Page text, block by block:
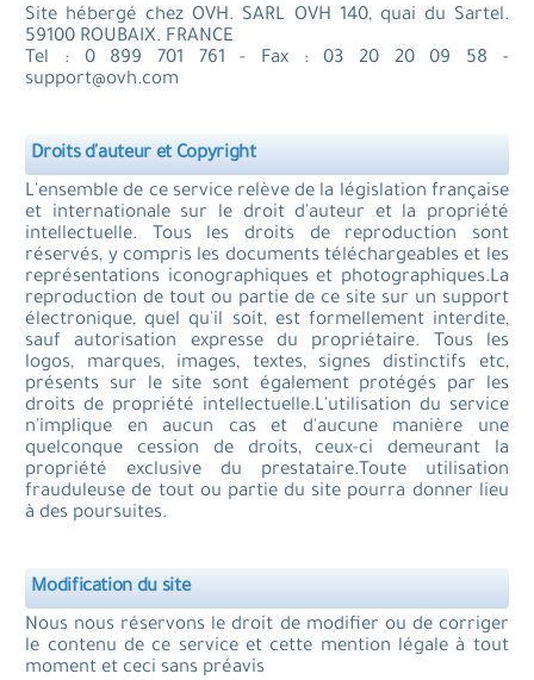
Site hébergé chez OVH. SARL OVH 140, quai du Sartel.
59100 ROUBAIX. FRANCE
Tel : 0 899 701 761 - Fax : 03 20 20 09 58 -
support@ovh.com
Droits d'auteur et Copyright
L'ensemble de ce service relève de la législation française
et internationale sur le droit d'auteur et la propriété
intellectuelle. Tous les droits de reproduction sont
réservés, y compris les documents téléchargeables et les
représentations iconographiques et photographiques.La
reproduction de tout ou partie de ce site sur un support
électronique, quel qu'il soit, est formellement interdite,
sauf autorisation expresse du propriétaire. Tous les
logos, marques, images, textes, signes distinctifs etc,
présents sur le site sont également protégés par les
droits de propriété intellectuelle.L'utilisation du service
n'implique en aucun cas et d'aucune manière une
quelconque cession de droits, ceux-ci demeurant la
propriété exclusive du prestataire.Toute utilisation
frauduleuse de tout ou partie du site pourra donner lieu
à des poursuites.
Modification du site
Nous nous réservons le droit de modifier ou de corriger
le contenu de ce service et cette mention légale à tout
moment et ceci sans préavis